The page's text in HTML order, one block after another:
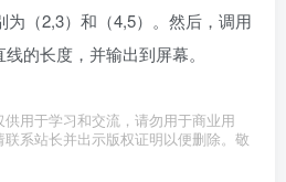
为（2,3）和（4,5）。然后，调用
的长度，并输出到屏幕。
用于学习和交流，请勿用于商业用
系站长并出示版权证明以便删除。敬